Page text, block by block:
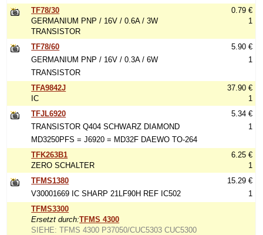
TF78/30
GERMANIUM PNP / 16V / 0.6A / 3W
TRANSISTOR
0.79 €
1
TF78/60
GERMANIUM PNP / 16V / 0.3A / 6W
TRANSISTOR
5.90 €
1
TFA9842J
IC
37.90 €
1
TFJL6920
TRANSISTOR Q404 SCHWARZ DIAMOND
MD3250PFS = J6920 = MD32F DAEWO TO-264
5.34 €
1
TFK263B1
ZERO SCHALTER
6.25 €
1
TFMS1380
V30001669 IC SHARP 21LF90H REF IC502
15.29 €
1
TFMS3300
Ersetzt durch:TFMS 4300
SIEHE: TFMS 4300 P37050/CUC5303 CUC5300